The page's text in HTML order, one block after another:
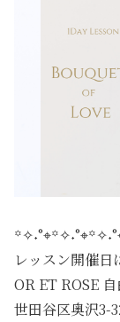
レッスン開催日
OR ET ROSE
世田谷区奥沢3-